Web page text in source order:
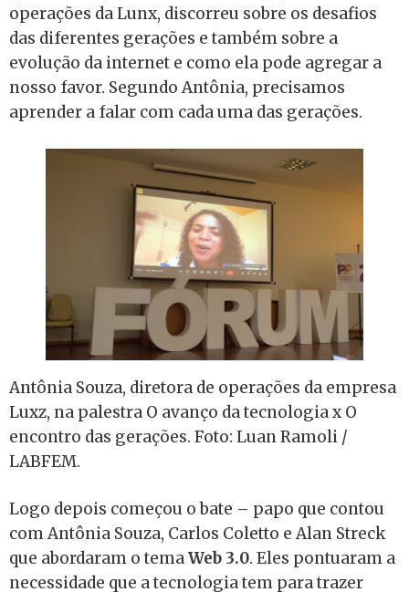
operações da Lunx, discorreu sobre os desafios
das diferentes gerações e também sobre a
evolução da internet e como ela pode agregar a
nosso favor. Segundo Antônia, precisamos
aprender a falar com cada uma das gerações.
Antônia Souza, diretora de operações da empresa
Luxz, na palestra O avanço da tecnologia x O
encontro das gerações. Foto: Luan Ramoli /
LABFEM.
Logo depois começou o bate – papo que contou
com Antônia Souza, Carlos Coletto e Alan Streck
que abordaram o temaWeb 3.0. Eles pontuaram a
necessidade que a tecnologia tem para trazer